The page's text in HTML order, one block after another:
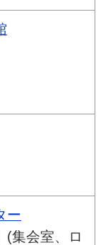
ー
(集会室、ロ